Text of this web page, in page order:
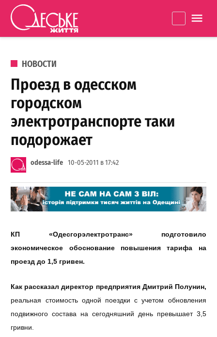
Перейти к содержанию
життя
ОПУБЛИКОВАНО В
НОВОСТИ
Проезд в одесском
городском
электротранспорте таки
подорожает
odessa-life 10-05-2011 в 17:42
КП «Одесгорэлектротранс» подготовило
экономическое обоснование повышения тарифа на
проезд до 1,5 гривен.
Как рассказал директор предприятия Дмитрий Полунин,
реальная стоимость одной поездки с учетом обновления
подвижного состава на сегодняшний день превышает 3,5
гривни.